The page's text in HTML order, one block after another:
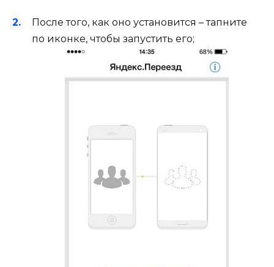
После того, как оно установится – тапните
по иконке, чтобы запустить его;